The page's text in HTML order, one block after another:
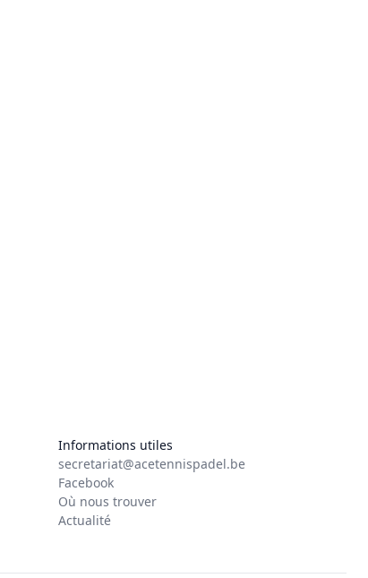
Informations utiles
secretariat@acetennispadel.be
Facebook
Où nous trouver
Actualité